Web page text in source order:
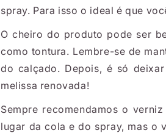
spray. Para isso o ideal é que
O cheiro do produto pode ser
como tontura. Lembre-se de
do calçado. Depois, é só
melissa renovada!
Sempre recomendamos o
lugar da cola e do spray, mas o